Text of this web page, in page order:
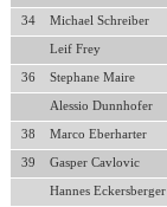
34 Michael Schreiber
Leif Frey
36 Stephane Maire
Alessio Dunnhofer
38 Marco Eberharter
39 Gasper Cavlovic
Hannes Eckersberger